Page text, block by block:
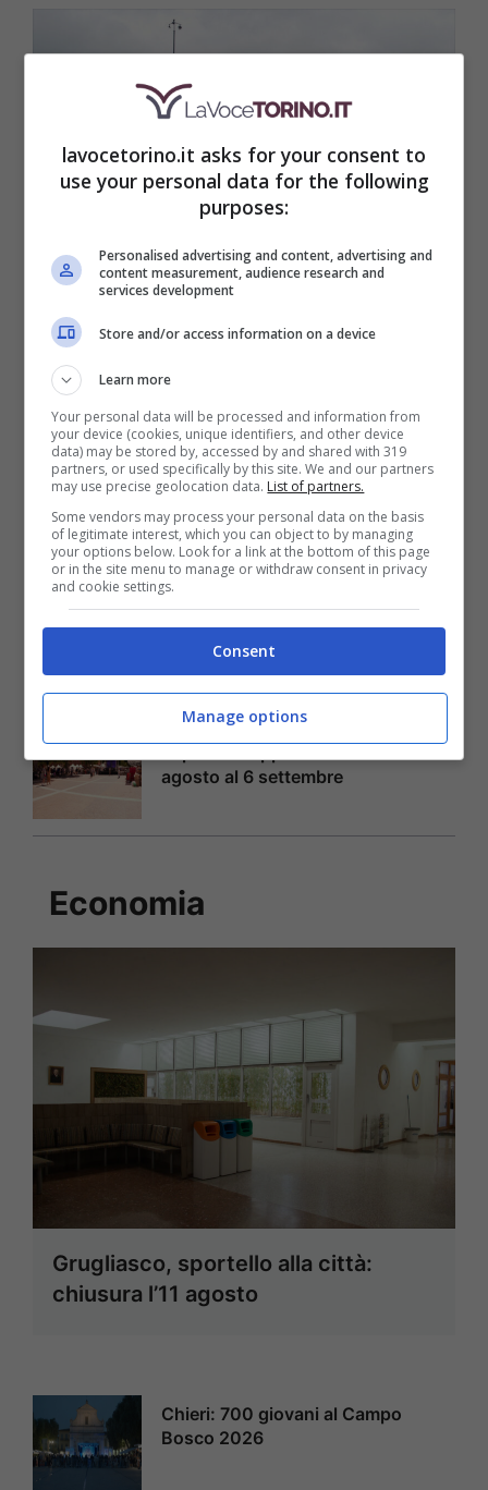
Venaria Reale: chiusura della Pro
Loco Altessano per ferie
Grugliasco, GRU RUN 2026:
appuntamento 4 ottobre al Parco
Porporati
Venaria Reale, Venaria Viva Estate:
conclusione il 2 agosto
Carmagnola, Fiera Nazionale del
agosto al 6 settembre
Economia
Grugliasco, sportello alla città:
chiusura l’11 agosto
Chieri: 700 giovani al Campo
Bosco 2026
lavocetorino.it asks for your consent to
use your personal data for the following
purposes:
Personalised advertising and content, advertising and
content measurement, audience research and
services development
Store and/or access information on a device
Learn more
Your personal data will be processed and information from
your device (cookies, unique identifiers, and other device
data) may be stored by, accessed by and shared with 319
partners, or used specifically by this site. We and our partners
may use precise geolocation data. List of partners.
Some vendors may process your personal data on the basis
of legitimate interest, which you can object to by managing
your options below. Look for a link at the bottom of this page
or in the site menu to manage or withdraw consent in privacy
and cookie settings.
Consent
Manage options